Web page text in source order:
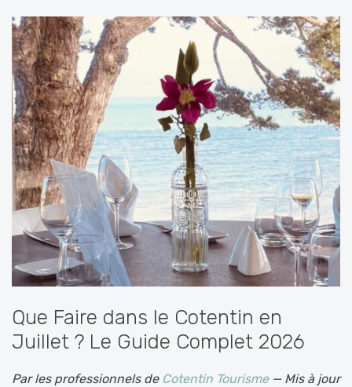
Que Faire dans le Cotentin en
Juillet ? Le Guide Complet 2026
Par les professionnels de Cotentin Tourisme— Mis à jour